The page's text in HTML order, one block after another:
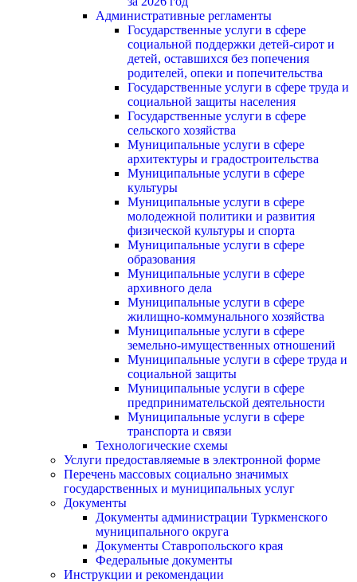
Административные регламенты
Государственные услуги в сфере
социальной поддержки детей-сирот и
детей, оставшихся без попечения
родителей, опеки и попечительства
Государственные услуги в сфере труда и
социальной защиты населения
Государственные услуги в сфере
сельского хозяйства
Муниципальные услуги в сфере
архитектуры и градостроительства
Муниципальные услуги в сфере
культуры
Муниципальные услуги в сфере
молодежной политики и развития
физической культуры и спорта
Муниципальные услуги в сфере
образования
Муниципальные услуги в сфере
архивного дела
Муниципальные услуги в сфере
жилищно-коммунального хозяйства
Муниципальные услуги в сфере
земельно-имущественных отношений
Муниципальные услуги в сфере труда и
социальной защиты
Муниципальные услуги в сфере
предпринимательской деятельности
Муниципальные услуги в сфере
транспорта и связи
Технологические схемы
Услуги предоставляемые в электронной форме
Перечень массовых социально значимых
государственных и муниципальных услуг
Документы
Документы администрации Туркменского
муниципального округа
Документы Ставропольского края
Федеральные документы
Инструкции и рекомендации